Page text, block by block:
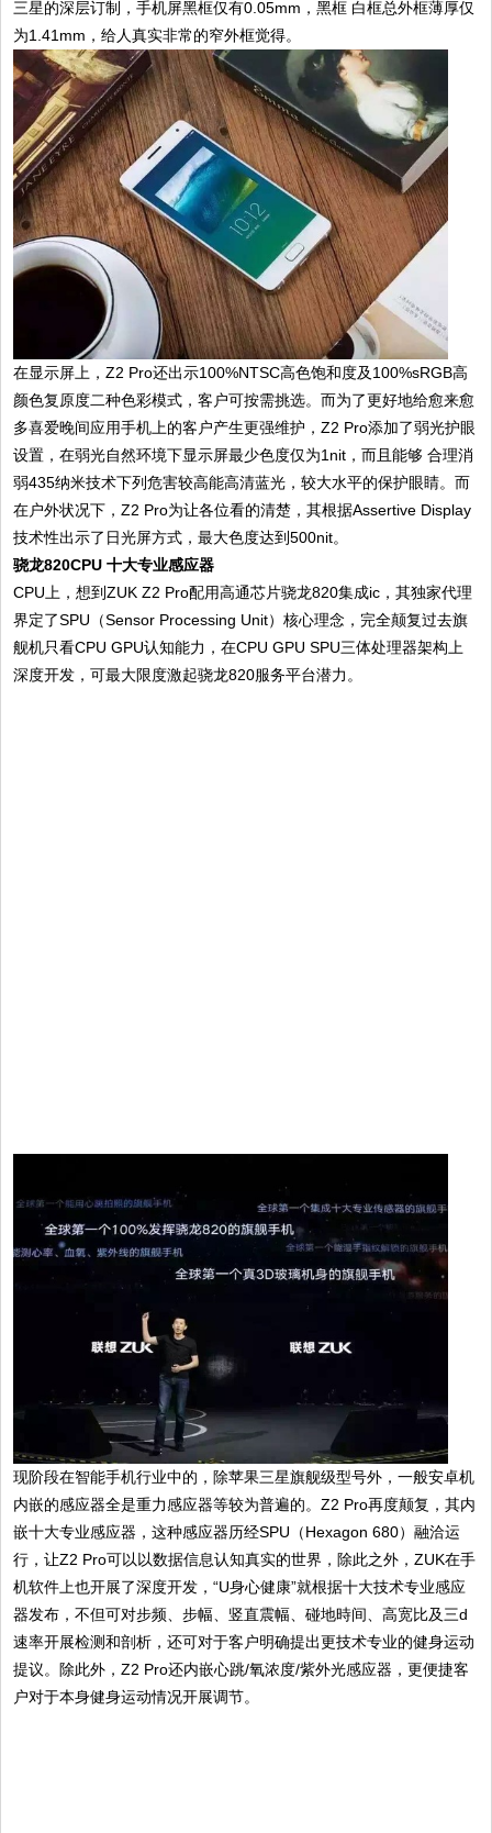
三星的深层订制，手机屏黑框仅有0.05mm，黑框 白框总外框薄厚仅
为1.41mm，给人真实非常的窄外框觉得。
在显示屏上，Z2 Pro还出示100%NTSC高色饱和度及100%sRGB高
颜色复原度二种色彩模式，客户可按需挑选。而为了更好地给愈来愈
多喜爱晚间应用手机上的客户产生更强维护，Z2 Pro添加了弱光护眼
设置，在弱光自然环境下显示屏最少色度仅为1nit，而且能够 合理消
弱435纳米技术下列危害较高能高清蓝光，较大水平的保护眼睛。而
在户外状况下，Z2 Pro为让各位看的清楚，其根据Assertive Display
技术性出示了日光屏方式，最大色度达到500nit。
骁龙820CPU 十大专业感应器
CPU上，想到ZUK Z2 Pro配用高通芯片骁龙820集成ic，其独家代理
界定了SPU（Sensor Processing Unit）核心理念，完全颠复过去旗
舰机只看CPU GPU认知能力，在CPU GPU SPU三体处理器架构上
深度开发，可最大限度激起骁龙820服务平台潜力。
现阶段在智能手机行业中的，除苹果三星旗舰级型号外，一般安卓机
内嵌的感应器全是重力感应器等较为普遍的。Z2 Pro再度颠复，其内
嵌十大专业感应器，这种感应器历经SPU（Hexagon 680）融洽运
行，让Z2 Pro可以以数据信息认知真实的世界，除此之外，ZUK在手
机软件上也开展了深度开发，“U身心健康”就根据十大技术专业感应
器发布，不但可对步频、步幅、竖直震幅、碰地時间、高宽比及三d
速率开展检测和剖析，还可对于客户明确提出更技术专业的健身运动
提议。除此外，Z2 Pro还内嵌心跳/氧浓度/紫外光感应器，更便捷客
户对于本身健身运动情况开展调节。